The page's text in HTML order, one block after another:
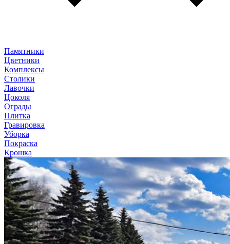
Памятники
Цветники
Комплексы
Столики
Лавочки
Цоколя
Ограды
Плитка
Гравировка
Уборка
Покраска
Крошка